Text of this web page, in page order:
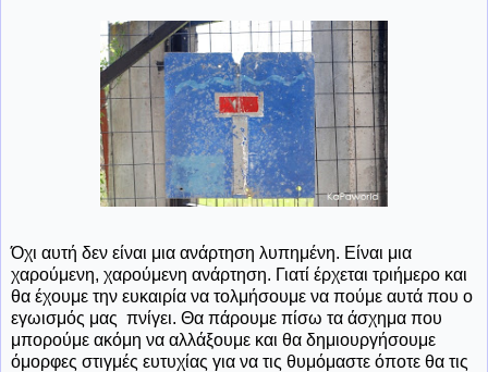
Όχι αυτή δεν είναι μια ανάρτηση λυπημένη. Είναι μια
χαρούμενη, χαρούμενη ανάρτηση. Γιατί έρχεται τριήμερο και
θα έχουμε την ευκαιρία να τολμήσουμε να πούμε αυτά που ο
εγωισμός μας πνίγει. Θα πάρουμε πίσω τα άσχημα που
μπορούμε ακόμη να αλλάξουμε και θα δημιουργήσουμε
όμορφες στιγμές ευτυχίας για να τις θυμόμαστε όποτε θα τις